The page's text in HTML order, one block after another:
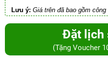
Lưu ý: Giá trên đã bao gồm
Đặt lịch
(Tặng Voucher